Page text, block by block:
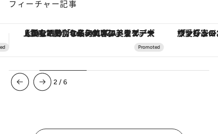
フィーチャー記事
ヴァシュロン・コンスタンタン「オーヴァーシーズ・オートマティック」。旅愛好家のお気に入りコレクションから、ジェンダーレスな新作が登場 【夏限定ディナーコース】旬を
3 /6